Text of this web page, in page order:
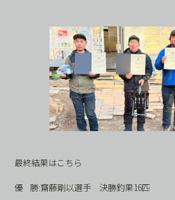
最終結果はこちら
優 勝:齋藤剛以選手 決勝釣果16匹